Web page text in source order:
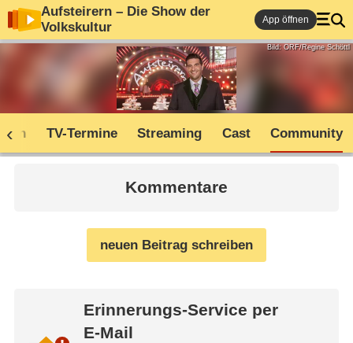
Aufsteirern – Die Show der
Volkskultur
App öffnen
Bild: ORF/Regine Schöttl
TV-Termine Streaming Cast Community
Kommentare
neuen Beitrag schreiben
Erinnerungs-Service per
E-Mail